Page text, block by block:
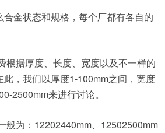
金状态和规格，每个厂都有各自的
根据厚度、长度、宽度以及不一样的
，我们以厚度1-100mm之间，宽度
2500mm来进行讨论。
般为：12202440mm、12502500mm